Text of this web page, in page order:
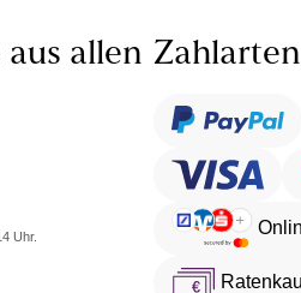
allen
Uhr.
Zahlarten